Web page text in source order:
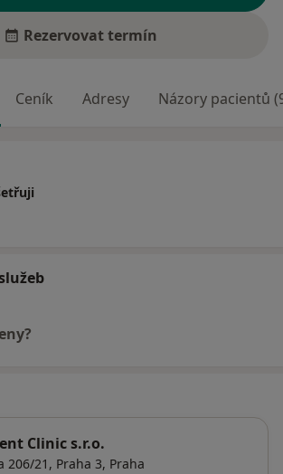
Rezervovat termín
Ceník Adresy Názory pacientů
Clinic s.r.o.
206/21, Praha 3, Praha